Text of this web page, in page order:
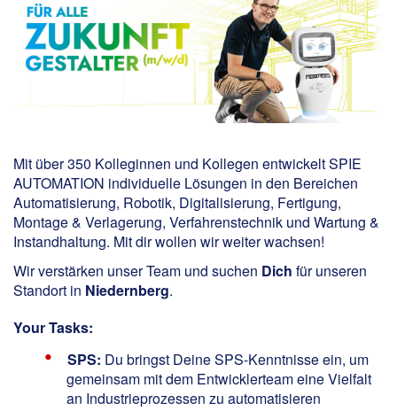
Mit über 350 Kolleginnen und Kollegen entwickelt SPIE
AUTOMATION individuelle Lösungen in den Bereichen
Automatisierung, Robotik, Digitalisierung, Fertigung,
Montage & Verlagerung, Verfahrenstechnik und Wartung &
Instandhaltung. Mit dir wollen wir weiter wachsen!
Wir verstärken unser Team und suchen Dich für unseren
Standort in Niedernberg.
Your Tasks:
SPS: Du bringst Deine SPS-Kenntnisse ein, um
gemeinsam mit dem Entwicklerteam eine Vielfalt
an Industrieprozessen zu automatisieren